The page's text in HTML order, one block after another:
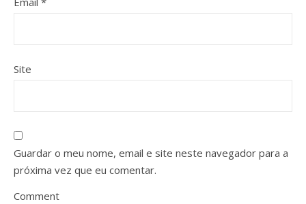
Site
Guardar o meu nome, email e site neste navegador para a
próxima vez que eu comentar.
Comment